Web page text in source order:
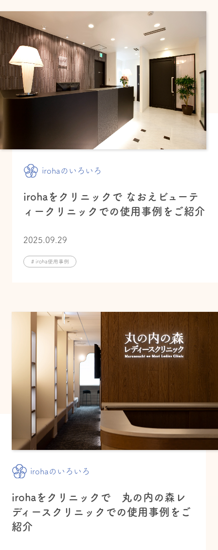
irohaのいろいろ
irohaをクリニックで なおえビューテ
ィークリニックでの使用事例をご紹介
2025.09.29
# iroha使用事例
irohaのいろいろ
irohaをクリニックで 丸の内の森レ
ディースクリニックでの使用事例をご
紹介